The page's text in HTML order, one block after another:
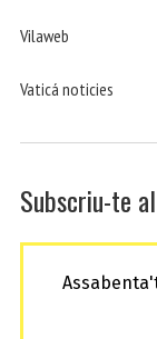
Vilaweb
Vaticá noticies
Subscriu-te